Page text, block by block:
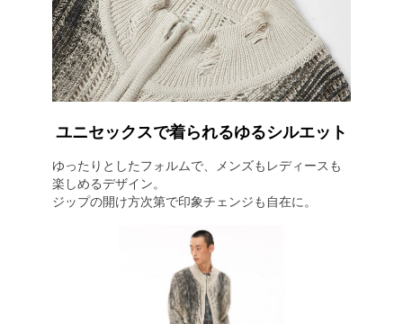
ユニセックスで着られるゆるシルエット
ゆったりとしたフォルムで、メンズもレディースも
楽しめるデザイン。
ジップの開け方次第で印象チェンジも自在に。